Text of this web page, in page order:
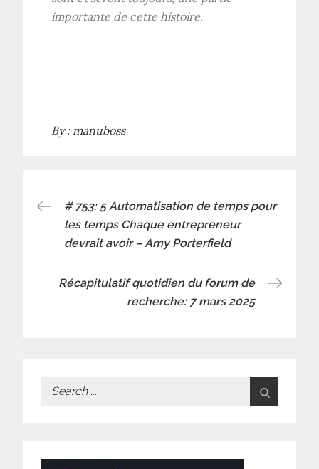
importante de cette histoire.
Post-
By : manuboss
Navigation
de
l’article
# 753: 5 Automatisation de temps pour
les temps Chaque entrepreneur
devrait avoir – Amy Porterfield
Récapitulatif quotidien du forum de
recherche: 7 mars 2025
Search